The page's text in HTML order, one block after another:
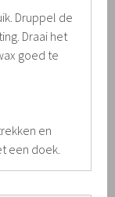
Druppel de
Draai het
goed te
en
een doek.